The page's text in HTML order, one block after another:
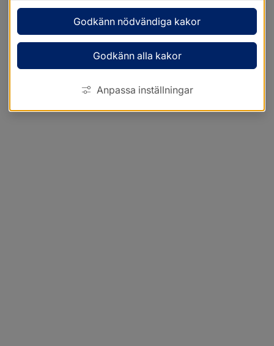
Godkänn nödvändiga kakor
Godkänn alla kakor
Anpassa inställningar